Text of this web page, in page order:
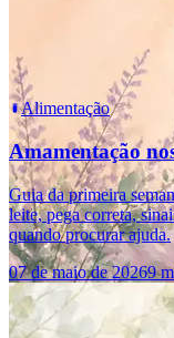
Alimentação
Amamentação
Guia da primeira
leite, pega correta,
quando procurar ajuda.
07 de maio de 20269